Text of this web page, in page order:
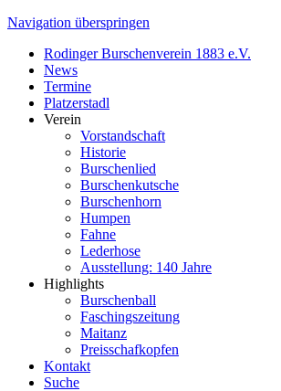
Navigation überspringen
Rodinger Burschenverein 1883 e.V.
News
Termine
Platzerstadl
Verein
Vorstandschaft
Historie
Burschenlied
Burschenkutsche
Burschenhorn
Humpen
Fahne
Lederhose
Ausstellung: 140 Jahre
Highlights
Burschenball
Faschingszeitung
Maitanz
Preisschafkopfen
Kontakt
Suche